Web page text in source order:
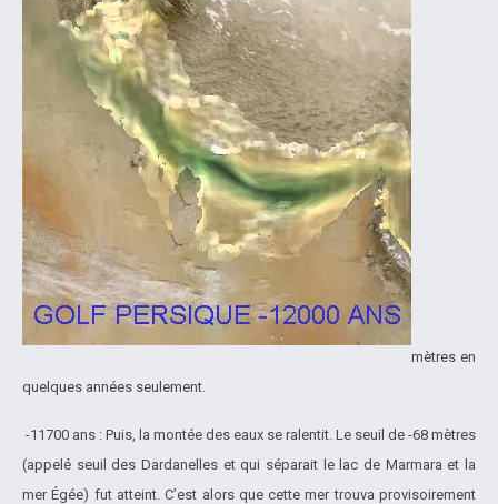
mètres en
quelques années seulement.
-11700 ans : Puis, la montée des eaux se ralentit. Le seuil de -68 mètres
(appelé seuil des Dardanelles et qui séparait le lac de Marmara et la
mer Égée) fut atteint. C’est alors que cette mer trouva provisoirement